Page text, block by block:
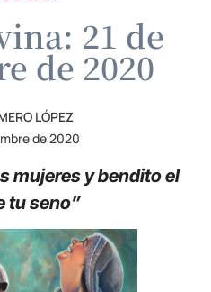
21 de
de 2020
LÓPEZ
de 2020
mujeres y bendito el
tu seno”